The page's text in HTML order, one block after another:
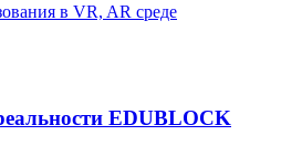
в VR, AR среде
EDUBLOCK